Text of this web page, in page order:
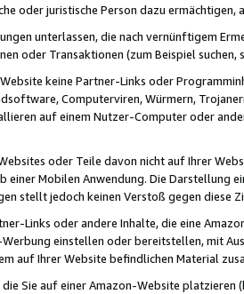
oder juristische Person dazu
unterlassen, die nach vernünftigem
oder Transaktionen (zum Beispiel
keine Partner-Links oder
Computerviren, Würmern,
auf einem Nutzer-Computer oder
oder Teile davon nicht auf Ihrer
einer Mobilen Anwendung. Die Darstellung
stellt jedoch keinen Verstoß gegen diese
Links oder andere Inhalte, die eine
einstellen oder bereitstellen, mit
auf Ihrer Website befindlichen Material
die Sie auf einer Amazon-Website